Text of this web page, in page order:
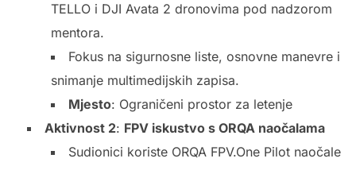
TELLO i DJI Avata 2 dronovima pod nadzorom
mentora.
Fokus na sigurnosne liste, osnovne manevre i
snimanje multimedijskih zapisa.
Mjesto: Ograničeni prostor za letenje
Aktivnost 2: FPV iskustvo s ORQA naočalama
Sudionici koriste ORQA FPV.One Pilot naočale